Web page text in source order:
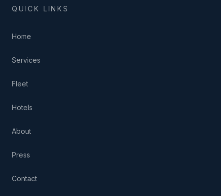
QUICK LINKS
Home
Services
Fleet
Hotels
About
Press
Contact